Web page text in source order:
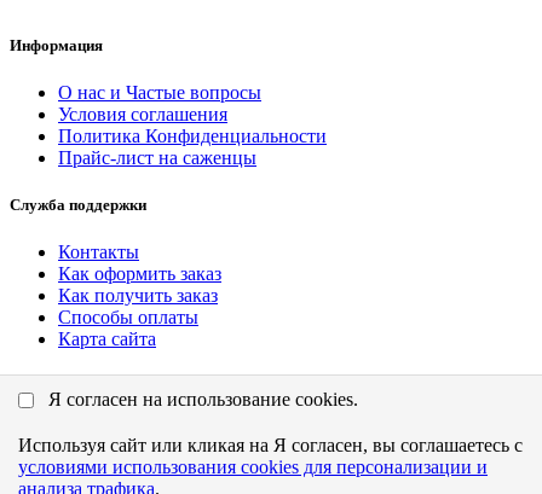
Я согласен на использование cookies.
Используя сайт или кликая на Я согласен, вы соглашаетесь с
условиями использования cookies для персонализации и
анализа трафика.
Информация
О нас и Частые вопросы
Условия соглашения
Политика Конфиденциальности
Прайс-лист на саженцы
Служба поддержки
Контакты
Как оформить заказ
Как получить заказ
Способы оплаты
Карта сайта
Личный Кабинет
История заказов
Закладки